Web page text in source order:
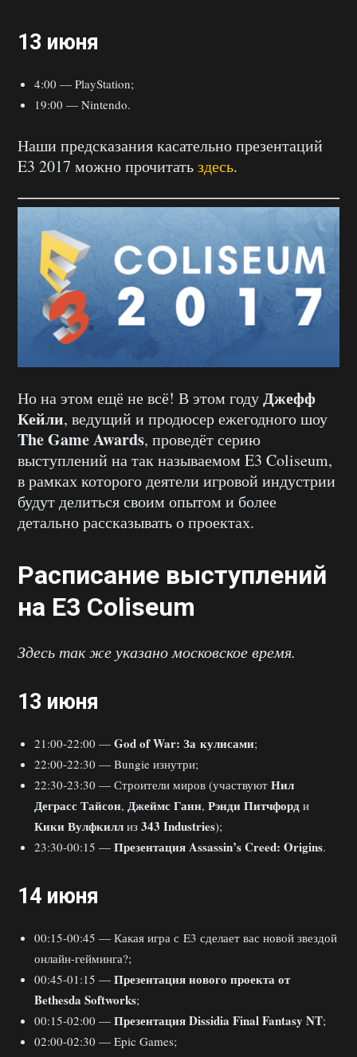
13 июня
4:00 — PlayStation;
19:00 — Nintendo.
Наши предсказания касательно презентаций
E3 2017 можно прочитатьздесь.
Но на этом ещё не всё! В этом годуДжефф
Кейли, ведущий и продюсер ежегодного шоу
The Game Awards, проведёт серию
выступлений на так называемом E3 Coliseum,
в рамках которого деятели игровой индустрии
будут делиться своим опытом и более
детально рассказывать о проектах.
Расписание выступлений
на E3 Coliseum
Здесь так же указано московское время.
13 июня
21:00-22:00 — God of War: За кулисами;
22:00-22:30 — Bungie изнутри;
22:30-23:30 — Строители миров (участвуют Нил
Деграсс Тайсон, Джеймс Ганн, Рэнди Питчфорд и
Кики Вулфкилл из 343 Industries);
23:30-00:15 — Презентация Assassin’s Creed: Origins.
14 июня
00:15-00:45 — Какая игра с E3 сделает вас новой звездой
онлайн-гейминга?;
00:45-01:15 — Презентация нового проекта от
Bethesda Softworks;
00:15-02:00 — Презентация Dissidia Final Fantasy NT;
02:00-02:30 — Epic Games;